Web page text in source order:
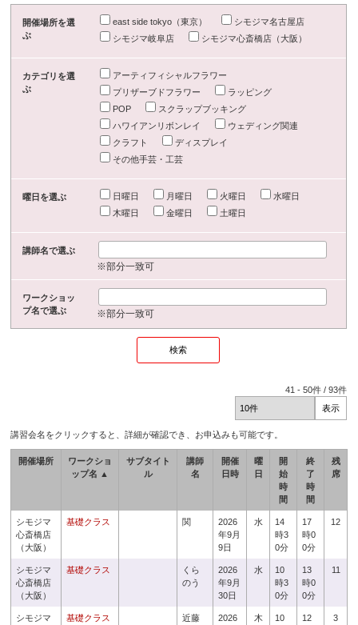
開催場所を選
ぶ
east side tokyo（東京）
シモジマ名古屋店
シモジマ岐阜店
シモジマ心斎橋店（大阪）
カテゴリを選
ぶ
アーティフィシャルフラワー
プリザーブドフラワー
ラッピング
POP
スクラップブッキング
ハワイアンリボンレイ
ウェディング関連
クラフト
ディスプレイ
その他手芸・工芸
曜日を選ぶ 日曜日 月曜日 火曜日
水曜日
木曜日
金曜日 土曜日
講師名で選ぶ
※部分一致可
ワークショッ
プ名で選ぶ
※部分一致可
41 -50件 /93件
講習会名をクリックすると、詳細が確認でき、お申込みも可能です。
開催場所
ワークショ
ップ名 ▲
サブタイト
ル
講師
名
開催
日時
曜
日
開
始
時
間
終
了
時
間
残
席
シモジマ
心斎橋店
（大阪）
基礎クラス 関
2026
年9月
9日
水
14
時3
0分
17
時0
0分
12
シモジマ
心斎橋店
（大阪）
基礎クラス
くら
のう
2026
年9月
30日
水
10
時3
0分
13
時0
0分
11
シモジマ
基礎クラス
近藤
2026
木
10
12
3